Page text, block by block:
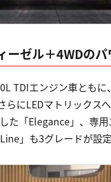
ーゼル＋4WDの
TDIエンジン車とも
にLEDマトリックス
た「Elegance」、専
」も3グレードが設